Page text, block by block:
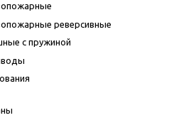
реверсивные
с пружиной